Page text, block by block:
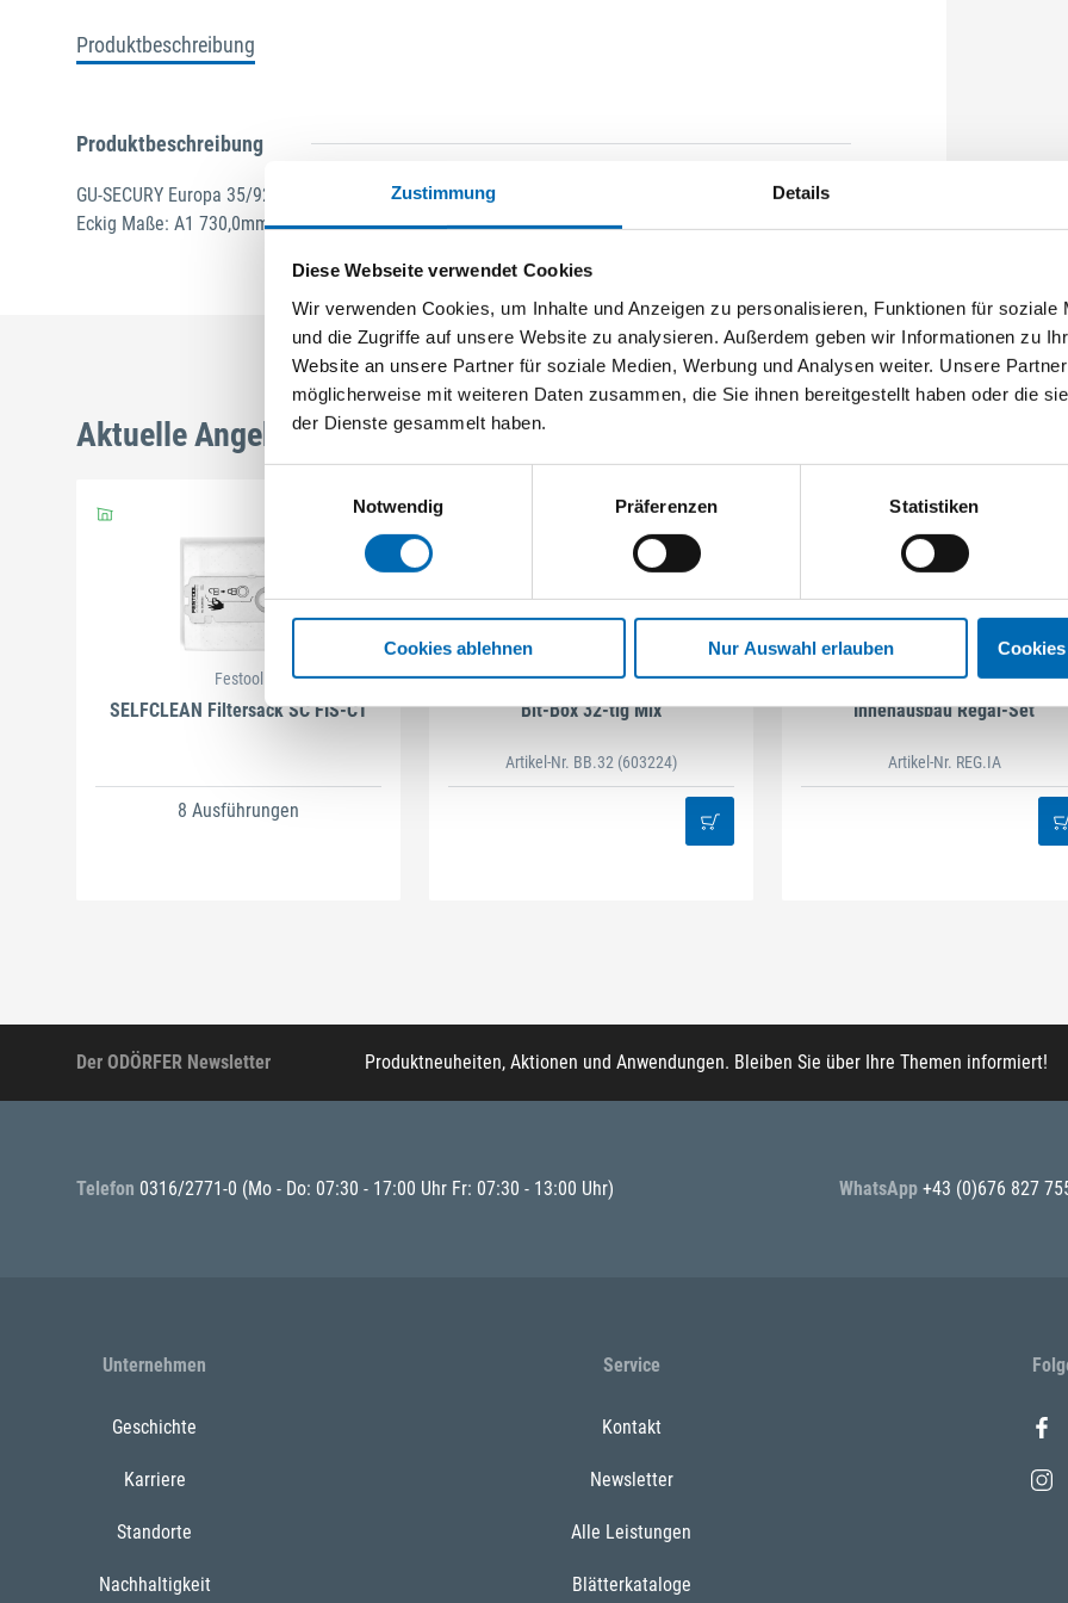
Zustimmung Details
Diese Webseite verwendet Cookies
Wir verwenden Cookies, um Inhalte und Anzeigen zu personalisieren, Funktionen für soziale
und die Zugriffe auf unsere Website zu analysieren. Außerdem geben wir Informationen zu
Website an unsere Partner für soziale Medien, Werbung und Analysen weiter. Unsere
möglicherweise mit weiteren Daten zusammen, die Sie ihnen bereitgestellt haben oder die
der Dienste gesammelt haben.
Notwendig
Präferenzen Statistiken
Cookies ablehnen Nur Auswahl erlauben
Produktbeschreibung
Produktbeschreibung
GU-SECURY Europa 35/92 MR2 Nuss: 8mm Kennkerbe: 890mm U-Stulp 24x6x6x2,5mm L:1750,0mm
Eckig Maße: A1 730,0mm B1 760,0mm ferGUard*silber VE: 40,000
Aktuelle Angebote
Festool
SELFCLEAN Filtersack SC FIS-CT
8 Ausführungen
STAHLHÄRTER
Bit-Box 32-tlg Mix
Artikel-Nr. BB.32 (603224)
DAMAZEN
Innenausbau Regal-Set
Artikel-Nr. REG.IA
Der ODÖRFER Newsletter Produktneuheiten, Aktionen und Anwendungen. Bleiben Sie über Ihre Themen informiert!
Telefon 0316/2771-0 (Mo - Do: 07:30 - 17:00 Uhr Fr: 07:30 - 13:00 Uhr) WhatsApp +43 (0)676 827
Unternehmen
Geschichte
Karriere
Standorte
Nachhaltigkeit
Service
Kontakt
Newsletter
Alle Leistungen
Blätterkataloge